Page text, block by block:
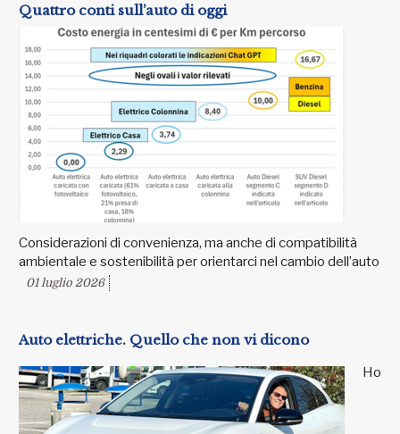
Quattro conti sull’auto di oggi
Considerazioni di convenienza, ma anche di compatibilità
ambientale e sostenibilità per orientarci nel cambio dell’auto
01 luglio 2026
Auto elettriche. Quello che non vi dicono
Ho